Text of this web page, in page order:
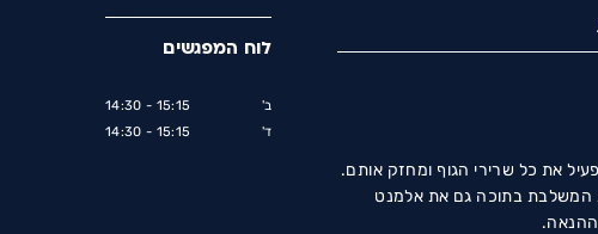
את כל שרירי הגוף ומחזק אותם.
המשלבת בתוכה גם את אלמנט
ההנאה.
לוח המפגשים
ב'
15:15 - 14:30
ד'
15:15 - 14:30